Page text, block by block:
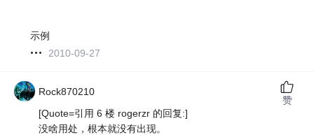
示例
2010-09-27
Rock870210
[Quote=引用 6 楼 rogerzr 的回复:]
没啥用处，根本就没有出现。
赞